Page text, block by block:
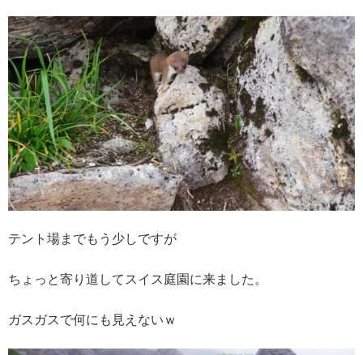
テント場までもう少しですが
ちょっと寄り道してスイス庭園に来ました。
ガスガスで何にも見えないｗ